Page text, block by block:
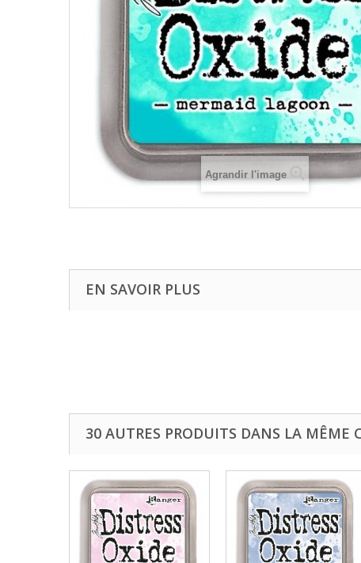
Agrandir l'image
EN SAVOIR PLUS
30 AUTRES PRODUITS DANS LA MÊME